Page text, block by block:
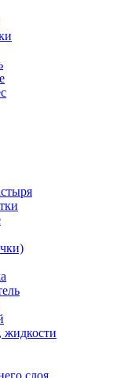
жидкости
слоя